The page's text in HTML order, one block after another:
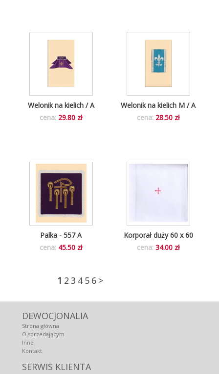
Welonik na kielich M / A
cena: 28.50 zł
Welonik na kielich / A
cena: 29.80 zł
Korporał duży 60 x 60
cena: 34.00 zł
Palka - 557 A
cena: 45.50 zł
1 2 3 45 6 >
DEWOCJONALIA
Strona główna
O sprzedającym
Inne
Kontakt
SERWIS KLIENTA